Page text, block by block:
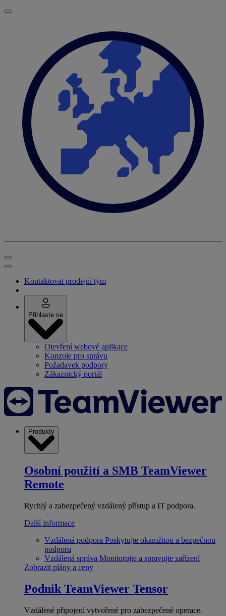
Kontaktovat prodejní tým
Přihlaste se
Otevření webové aplikace
Konzole pro správu
Požadavek podpory
Zákaznický portál
Produkty
Osobní použití a SMB TeamViewer
Remote
Rychlý a zabezpečený vzdálený přístup a IT podpora.
Další informace
Vzdálená podpora Poskytujte okamžitou a bezpečnou
podporu
Vzdálená správa Monitorujte a spravujte zařízení
Zobrazit plány a ceny
Podnik TeamViewer Tensor
Vzdálené připojení vytvořené pro zabezpečené operace.